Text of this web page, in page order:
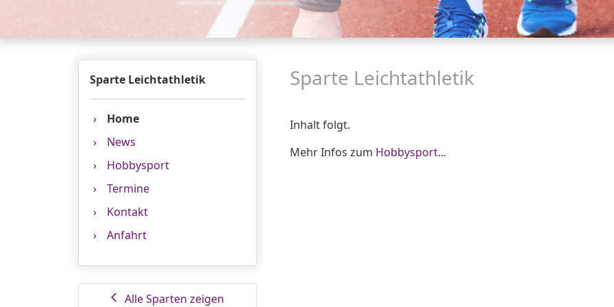
Sparte Leichtathletik
Home
News
Hobbysport
Termine
Kontakt
Anfahrt
arrow_back_ios Alle Sparten zeigen
Sparte Leichtathletik
Inhalt folgt.
Mehr Infos zum Hobbysport...